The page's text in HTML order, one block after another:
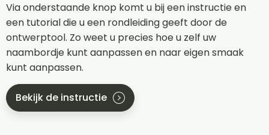
Via onderstaande knop komt u bij een instructie en
een tutorial die u een rondleiding geeft door de
ontwerptool. Zo weet u precies hoe u zelf uw
naambordje kunt aanpassen en naar eigen smaak
kunt aanpassen.
Bekijk de instructie